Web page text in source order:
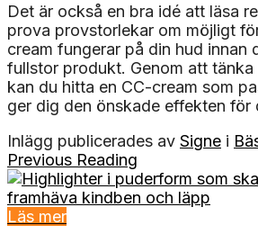
Det är också en bra idé att läsa
prova provstorlekar om möjligt
cream fungerar på din hud innan
fullstor produkt. Genom att
kan du hitta en CC-cream som
ger dig den önskade effekten för
Inlägg publicerades av Signe i
Previous Reading
Läs mer